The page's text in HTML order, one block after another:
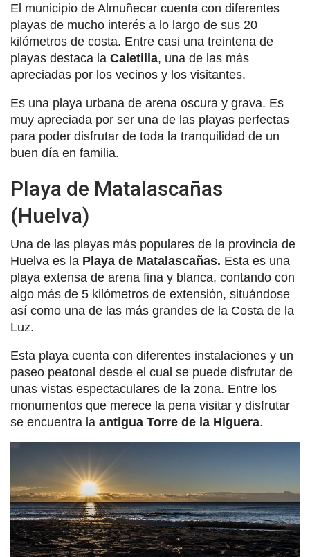
El municipio de Almuñecar cuenta con diferentes
playas de mucho interés a lo largo de sus 20
kilómetros de costa. Entre casi una treintena de
playas destaca la Caletilla, una de las más
apreciadas por los vecinos y los visitantes.
Es una playa urbana de arena oscura y grava. Es
muy apreciada por ser una de las playas perfectas
para poder disfrutar de toda la tranquilidad de un
buen día en familia.
Playa de Matalascañas
(Huelva)
Una de las playas más populares de la provincia de
Huelva es la Playa de Matalascañas. Esta es una
playa extensa de arena fina y blanca, contando con
algo más de 5 kilómetros de extensión, situándose
así como una de las más grandes de la Costa de la
Luz.
Esta playa cuenta con diferentes instalaciones y un
paseo peatonal desde el cual se puede disfrutar de
unas vistas espectaculares de la zona. Entre los
monumentos que merece la pena visitar y disfrutar
se encuentra la antigua Torre de la Higuera.